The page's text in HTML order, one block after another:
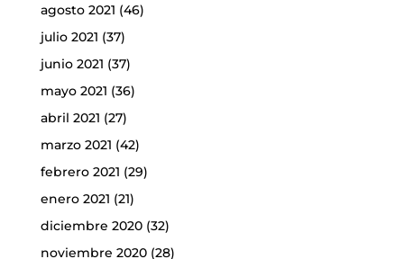
agosto 2021 (46)
julio 2021 (37)
junio 2021 (37)
mayo 2021 (36)
abril 2021 (27)
marzo 2021 (42)
febrero 2021 (29)
enero 2021 (21)
diciembre 2020(32)
noviembre 2020(28)